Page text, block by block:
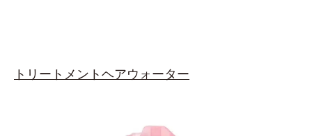
トリートメントヘアウォーター